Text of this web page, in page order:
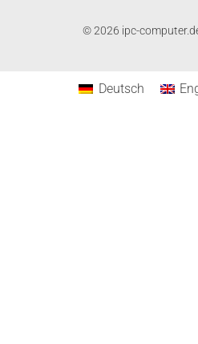
© 2026 ipc-
Deutsch